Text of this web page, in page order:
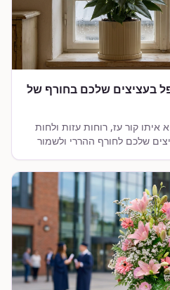
בעציצים שלכם בחורף של
איתו קור עז, רוחות עזות ולחות
שלכם לחורף ההררי ולשמור